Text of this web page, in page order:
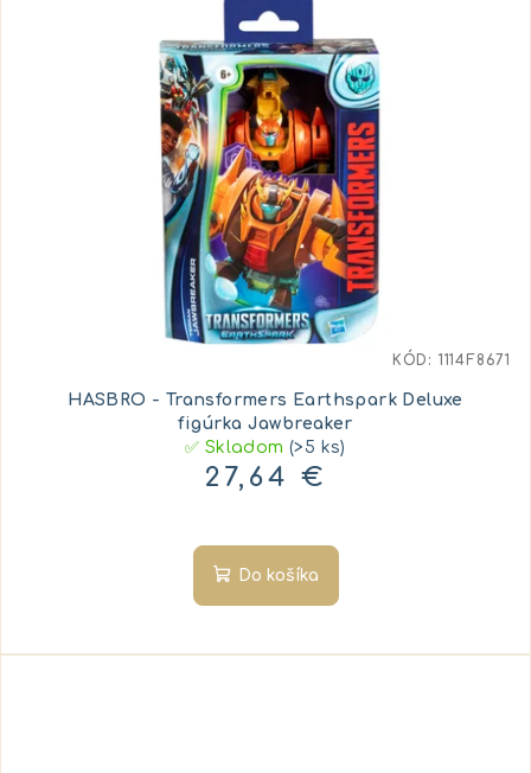
HASBRO - Transformers Earthspark Deluxe
figúrka Jawbreaker
✅ Skladom(>5 ks)
27,64 €
Do košíka
KÓD: 1114F8671